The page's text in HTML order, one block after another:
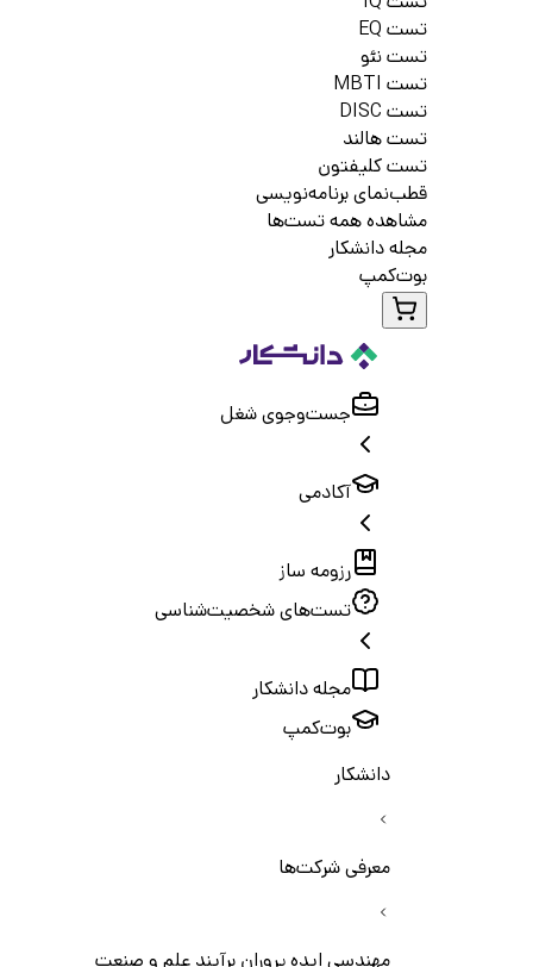
تست EQ
تست نئو
تست MBTI
تست DISC
تست هالند
تست کلیفتون
قطب‌نمای برنامه‌نویسی
مشاهده همه تست‌ها
مجله دانشکار
بوت‌کمپ
جست‌و‌جوی شغل
آکادمی
رزومه ساز
تست‌های شخصیت‌شناسی
مجله دانشکار
بوت‌کمپ
دانشکار
معرفی شرکت‌ها